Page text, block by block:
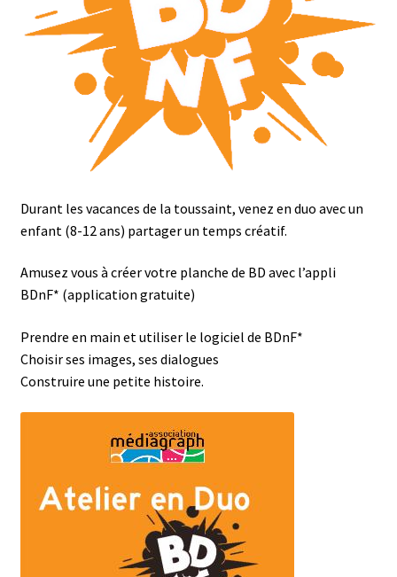
Durant les vacances de la toussaint, venez en duo avec un
enfant (8-12 ans) partager un temps créatif.
Amusez vous à créer votre planche de BD avec l’appli
BDnF* (application gratuite)
Prendre en main et utiliser le logiciel de BDnF*
Choisir ses images, ses dialogues
Construire une petite histoire.